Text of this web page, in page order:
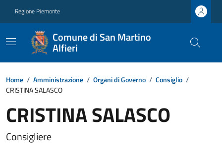
Regione Piemonte
Comune di San Martino
Alfieri
Home / Amministrazione / Organi di Governo / Consiglio /
CRISTINA SALASCO
CRISTINA SALASCO
Consigliere